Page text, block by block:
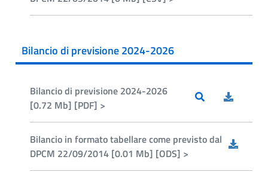
Bilancio di previsione 2024-2026
Bilancio di previsione 2024-2026
[0.72 Mb] [PDF] >
Bilancio in formato tabellare come previsto dal
DPCM 22/09/2014 [0.01 Mb] [ODS] >